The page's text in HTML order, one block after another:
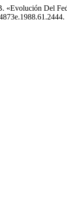
«Evolución Del